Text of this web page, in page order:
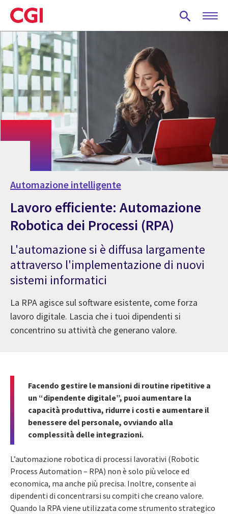
Skip
to
main
content
Automazione intelligente
Lavoro efficiente: Automazione
Robotica dei Processi (RPA)
L'automazione si è diffusa largamente
attraverso l'implementazione di nuovi
sistemi informatici
La RPA agisce sul software esistente, come forza
lavoro digitale. Lascia che i tuoi dipendenti si
concentrino su attività che generano valore.
Facendo gestire le mansioni di routine ripetitive a
un “dipendente digitale”, puoi aumentare la
capacità produttiva, ridurre i costi e aumentare il
benessere del personale, ovviando alla
complessità delle integrazioni.
L’automazione robotica di processi lavorativi (Robotic
Process Automation – RPA) non è solo più veloce ed
economica, ma anche più precisa. Inoltre, consente ai
dipendenti di concentrarsi su compiti che creano valore.
Quando la RPA viene utilizzata come strumento strategico